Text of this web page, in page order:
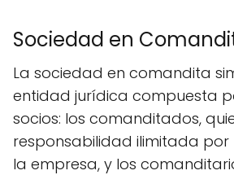
Sociedad en
La sociedad en comandita
entidad jurídica compuesta
socios: los comanditados,
responsabilidad ilimitada
la empresa, y los